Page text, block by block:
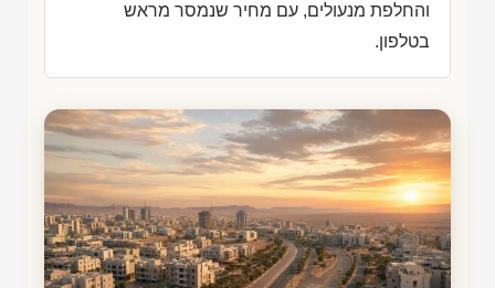
והחלפת מנעולים, עם מחיר שנמסר מראש
בטלפון.